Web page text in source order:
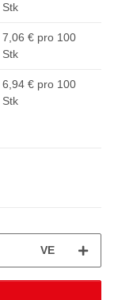
Stk
7,06 € pro 100
Stk
6,94 € pro 100
Stk
VE